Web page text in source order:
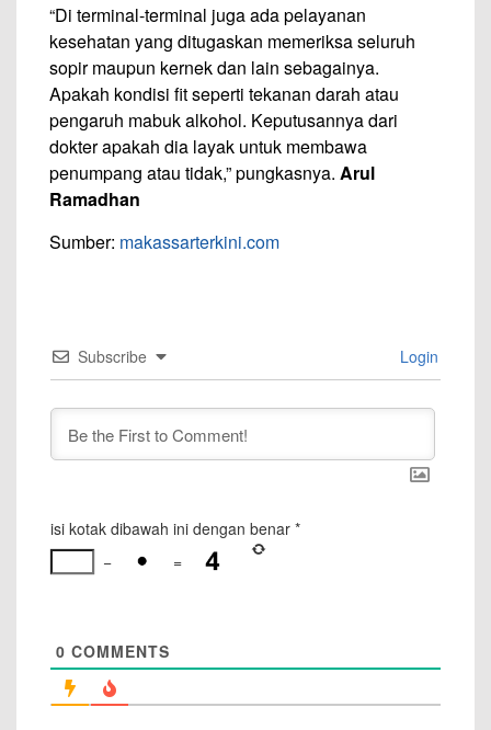
“Di terminal-terminal juga ada pelayanan
kesehatan yang ditugaskan memeriksa seluruh
sopir maupun kernek dan lain sebagainya.
Apakah kondisi fit seperti tekanan darah atau
pengaruh mabuk alkohol. Keputusannya dari
dokter apakah dia layak untuk membawa
penumpang atau tidak,” pungkasnya. Arul
Ramadhan
Sumber: makassarterkini.com
Subscribe Login
isi kotak dibawah ini dengan benar *
−
=
0 COMMENTS